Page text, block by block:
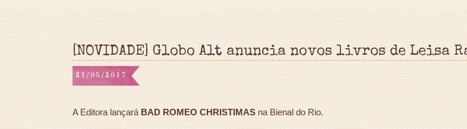
[NOVIDADE] Globo Alt anuncia novos livros de Leisa
21/05/2017
A Editora lançará BAD ROMEO CHRISTIMASna Bienal do Rio.